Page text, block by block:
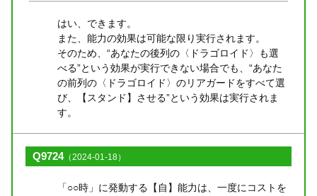
はい、できます。
また、能力の効果は可能な限り実行されます。
そのため、“あなたの後列の〈ドラゴロイド〉も選
べる”という効果が実行できない場合でも、“あなた
の前列の〈ドラゴロイド〉のリアガードをすべて選
び、【スタンド】させる”という効果は実行されま
す。
Q9724（2024-01-18）
「○○時」に発動する【自】能力は、一度にコストを